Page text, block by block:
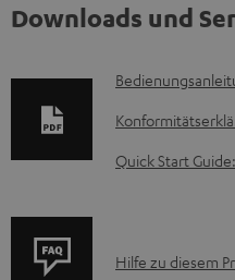
Downloads und
D
o
u
Quick Start
P
Hilfe zu diesem